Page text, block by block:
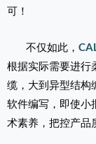
可！
不仅如此，
根据实际需要进行
缆，大到异型结构
软件编写，即使小
术素养，把控产品